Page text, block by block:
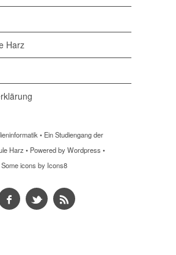
Harz
• Ein Studiengang der
Harz • Powered byWordpress •
Some icons by Icons8